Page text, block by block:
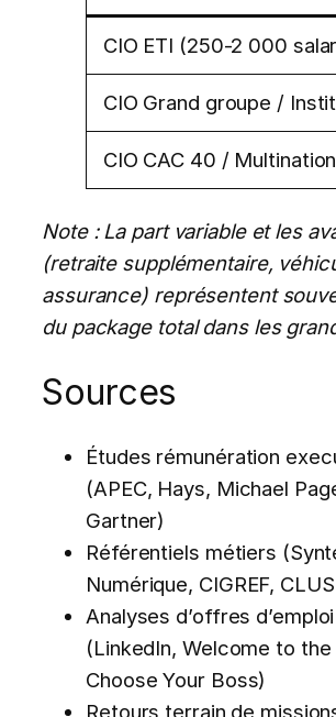
CIO ETI (250-2 000
CIO Grand groupe /
CIO CAC 40 /
Note : La part variable et les
(retraite supplémentaire,
assurance) représentent
du package total dans les
Sources
Études rémunération
(APEC, Hays, Michael
Gartner)
Référentiels métiers
Numérique, CIGREF,
Analyses d’offres
(LinkedIn, Welcome to the
Choose Your Boss)
Retours terrain de